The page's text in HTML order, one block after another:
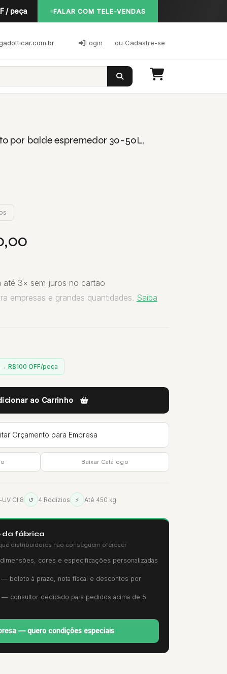
/ peça FALAR COM TELE-VENDAS
Login ou Cadastre-se
por balde espremedor 30-50L,
até 3× sem juros no cartão
empresas e grandes quantidades. Saiba
→ R$100 OFF/peça
ao Carrinho
Orçamento para Empresa
Baixar Catálogo
Cl.8 ↺ 4 Rodízios ⚡ Até 450 kg
da fábrica
distribuidores não conseguem oferecer
cores e especificações personalizadas
— boleto à prazo, nota fiscal e descontos por
— consultor dedicado para pedidos acima de 5
— quero condições especiais